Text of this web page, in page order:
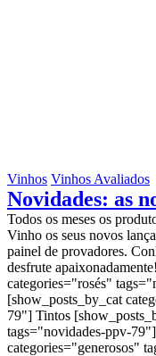
Vinhos Vinhos Avaliados
Novidades: as
Todos os meses os
Vinho os seus novos
painel de provadores.
desfrute
categories="rosés"
[show_posts_by_cat
79"] Tintos
tags="novidades-ppv-
categories="generosos"